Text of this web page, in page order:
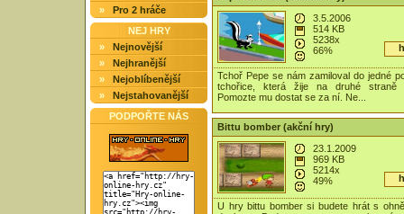
» Pro 2 hráče
NEJ HRY
» Nejnovější
» Nejhranější
» Nejoblíbenější
» Nejstahovanější
PODPOŘTE NÁS
3.5.2006
514 KB
5238x
66%
Tchoř Pepe se nám zamiloval do jedné
tchořice, která žije na druhé straně
Pomozte mu dostat se za ní. Ne...
Bittu bomber (akční hry)
23.1.2009
969 KB
5214x
49%
U hry bittu bomber si budete hrát s